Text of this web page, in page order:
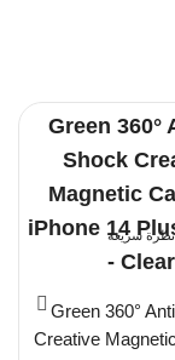
نظرة سريعة
Green 360°
Creative